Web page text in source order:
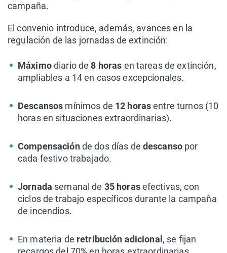
campaña.
El convenio introduce, además, avances en la
regulación de las jornadas de extinción:
Máximodiario de8 horas en tareas de extinción,
ampliables a 14 en casos excepcionales.
Descansos mínimos de 12 horasentre turnos (10
horas en situaciones extraordinarias).
Compensaciónde dos días de descanso por
cada festivo trabajado.
Jornada semanal de 35 horasefectivas, con
ciclos de trabajo específicos durante la campaña
de incendios.
En materia de retribución adicional , se fijan